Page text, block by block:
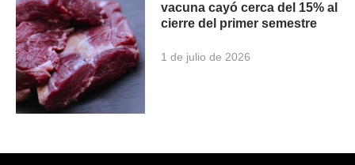
vacuna cayó cerca del 15% al
cierre del primer semestre
1 de julio de 2026